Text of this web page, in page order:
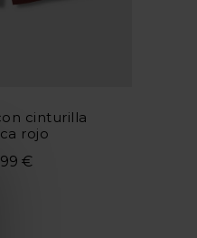
cinturilla
rojo
€